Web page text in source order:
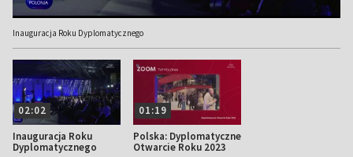
Inauguracja Roku Dyplomatycznego
02:02
Inauguracja Roku
Dyplomatycznego
01:19
Polska: Dyplomatyczne
Otwarcie Roku 2023